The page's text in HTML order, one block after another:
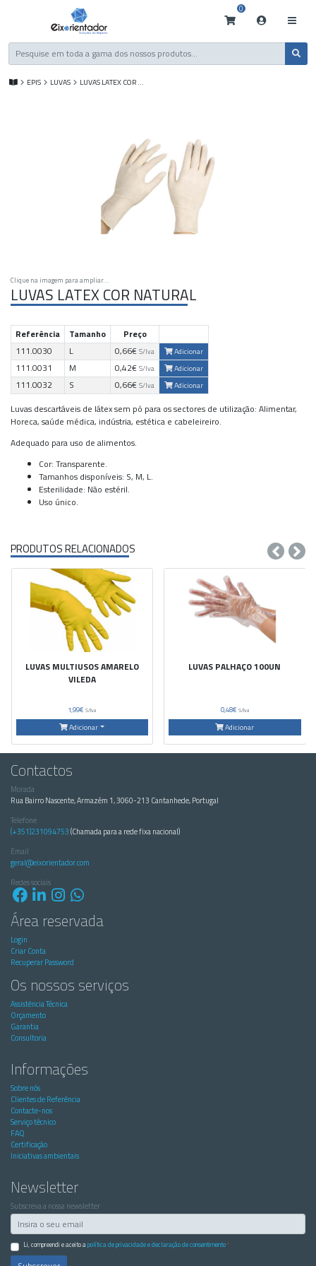
0
EPIS LUVAS LUVAS LATEX COR NATURAL
Clique na imagem para ampliar...
LUVAS LATEX COR NATURAL
Referência Tamanho
Preço
111.0030
L 0,66€ S/Iva Adicionar
111.0031 M 0,42€ S/Iva Adicionar
111.0032 S 0,66€ S/Iva Adicionar
Luvas descartáveis de látex sem pó para os sectores de utilização: Alimentar,
Horeca, saúde médica, indústria, estética e cabeleireiro.
Adequado para uso de alimentos.
Cor: Transparente.
Tamanhos disponíveis: S, M, L.
Esterilidade: Não estéril.
Uso único.
PRODUTOS RELACIONADOS
LUVAS MULTIUSOS AMARELO
VILEDA
1,99€ S/Iva
Adicionar
LUVAS PALHAÇO 100UN
0,48€ S/Iva
Adicionar
Contactos
Morada
Rua Bairro Nascente, Armazém 1, 3060-213 Cantanhede, Portugal
Telefone
(+351)231094753(Chamada para a rede fixa nacional)
Email
geral@eixorientador.com
Redes sociais
Área reservada
Login
Criar Conta
Recuperar Password
Os nossos serviços
Assistência Técnica
Orçamento
Garantia
Consultoria
Informações
Sobre nós
Clientes de Referência
Contacte-nos
Serviço técnico
FAQ
Certificação
Iniciativas ambientais
Newsletter
Subscreva a nossa newsletter
Li, compreendi e aceito apolítica de privacidade e declaração de consentimento*